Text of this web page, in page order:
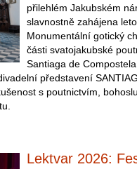
přilehlém Jakubském
slavnostně zahájena
Monumentální gotický
části svatojakubské
Santiaga de
představení
s poutnictvím,
Lektvar 2026: